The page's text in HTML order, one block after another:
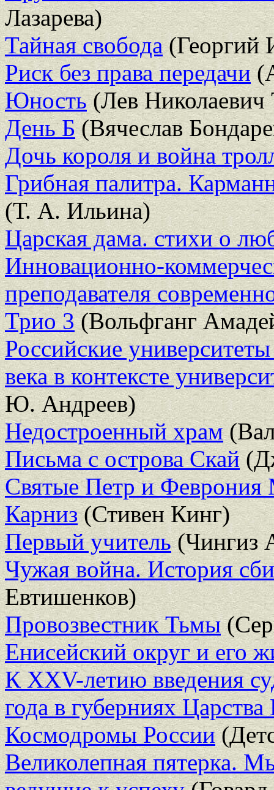
Лазарева)
Тайная свобода(Георгий
Риск без права передачи
Юность(Лев Николаевич
День Б(Вячеслав
Дочь короля и война
Грибная палитра.
(Т. А. Ильина)
Царская дама. стихи о
Инновационно-
преподавателя
Трио 3(Вольфганг
Российские
века в контексте
Ю. Андреев)
Недостроенный храм
Письма с острова Скай
Святые Петр и Феврония
Карниз(Стивен Кинг)
Первый учитель(Чингиз
Чужая война. История
Евтишенков)
Провозвестник Тьмы
Енисейский округ и его
К XXV-летию введения
года в губерниях Царства
Космодромы России
Великолепная пятерка.